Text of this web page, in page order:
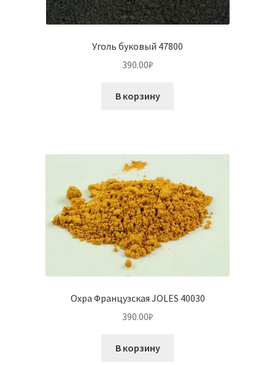
Уголь буковый 47800
390.00₽
В корзину
Охра Французская JOLES 40030
390.00₽
В корзину